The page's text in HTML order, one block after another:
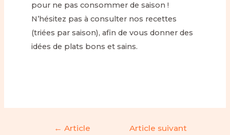
pour ne pas consommer de saison !
N’hésitez pas à consulter nos recettes
(triées par saison), afin de vous donner des
idées de plats bons et sains.
← Article
Article suivant